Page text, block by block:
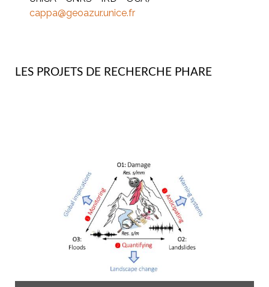
cappa@geoazur.unice.fr
LES PROJETS DE RECHERCHE PHARE